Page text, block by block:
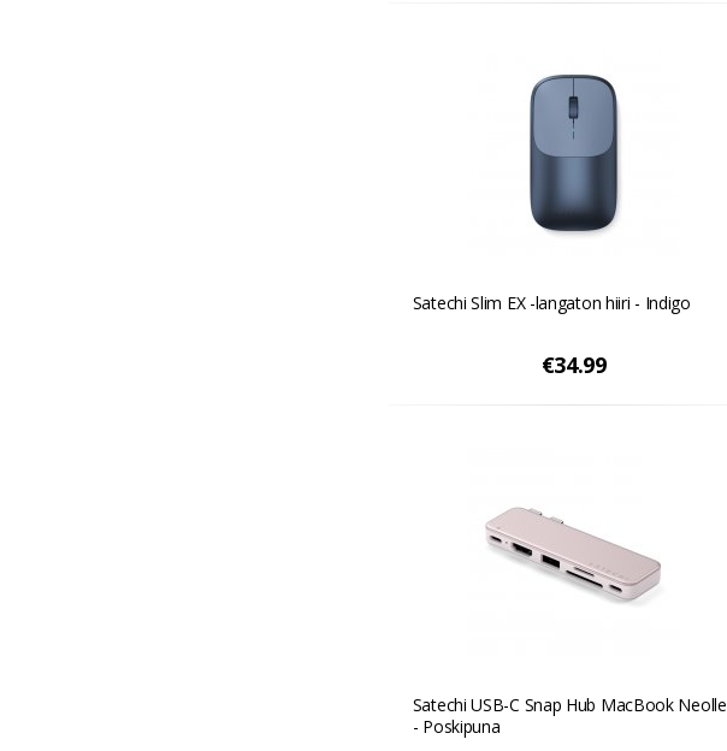
Satechi Slim EX -langaton hiiri - Indigo
€34.99
Satechi USB-C Snap Hub MacBook Neolle
- Poskipuna